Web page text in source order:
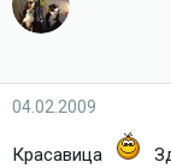
04.02.2009
Красавица